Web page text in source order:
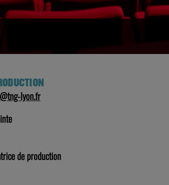
lyon.fr
de production